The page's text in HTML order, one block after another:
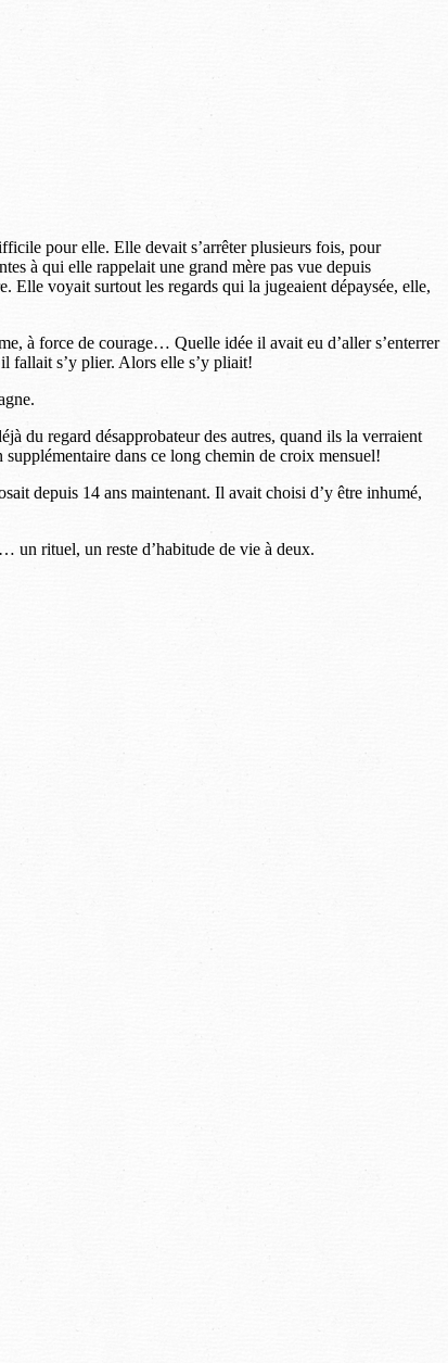
pour elle. Elle devait s’arrêter plusieurs fois, pour
à qui elle rappelait une grand mère pas vue depuis
Elle voyait surtout les regards qui la jugeaient dépaysée, elle,
à force de courage… Quelle idée il avait eu d’aller s’enterrer
fallait s’y plier. Alors elle s’y pliait!
du regard désapprobateur des autres, quand ils la verraient
dans ce long chemin de croix mensuel!
depuis 14 ans maintenant. Il avait choisi d’y être inhumé,
un rituel, un reste d’habitude de vie à deux.